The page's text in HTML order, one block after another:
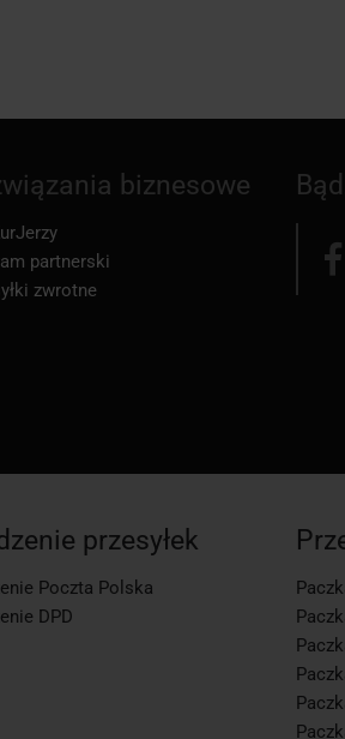
biznesowe
partnerski
zwrotne
przesyłek
Poczta Polska
DPD